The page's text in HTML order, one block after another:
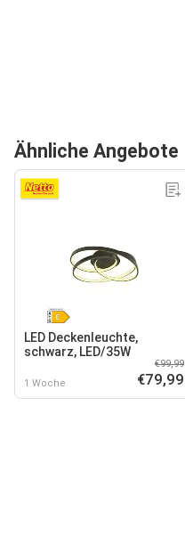
Ähnliche Angebote
LED Deckenleuchte,
schwarz, LED/35W
1 Woche
€99,99
€79,99